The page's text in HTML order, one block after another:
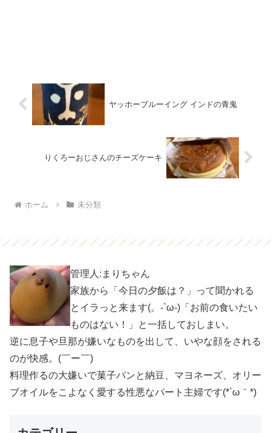
ヤッホーブルーイング インドの青鬼
りくろーおじさんのチーズケーキ
ホーム 未分類
管理人:まりちゃん
家族から「今日の夕飯は？」って聞かれる
とイラっと来ます(。-`ω-)「お前の食いたい
ものはない！」と一括しておしまい。
逆に息子や旦那が嫌いなものを出して、いやな顔をされる
のが快感。(￣ー￣)
料理作るの大嫌いで菓子パンと納豆、マヨネーズ、オリー
ブオイルをこよなく愛する性悪なパート主婦です(*´ω｀*)